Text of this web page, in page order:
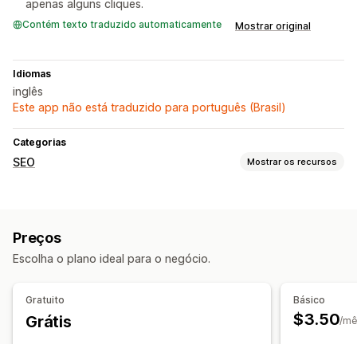
apenas alguns cliques.
Contém texto traduzido automaticamente Mostrar original
Idiomas
inglês
Este app não está traduzido para português (Brasil)
Categorias
SEO Mostrar os recursos
Otimização de conteúdo
Análise de conteúdo
Preços
Escolha o plano ideal para o negócio.
Gratuito
Grátis
Básico
$3.50/